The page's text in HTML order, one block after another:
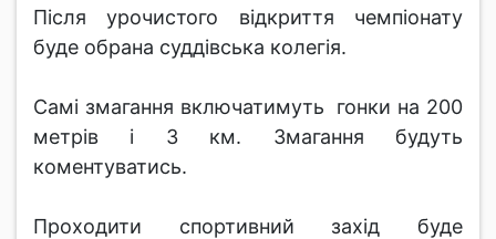
Після урочистого відкриття чемпіонату
буде обрана суддівська колегія.
Самі змагання включатимуть гонки на 200
метрів і 3 км. Змагання будуть
коментуватись.
Проходити спортивний захід буде